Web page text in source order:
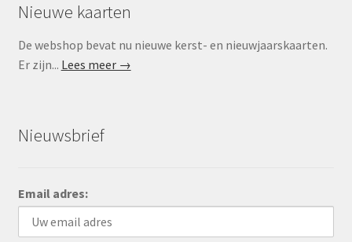
Nieuwe kaarten
De webshop bevat nu nieuwe kerst- en nieuwjaarskaarten.
Er zijn... Lees meer →
Nieuwsbrief
Email adres: